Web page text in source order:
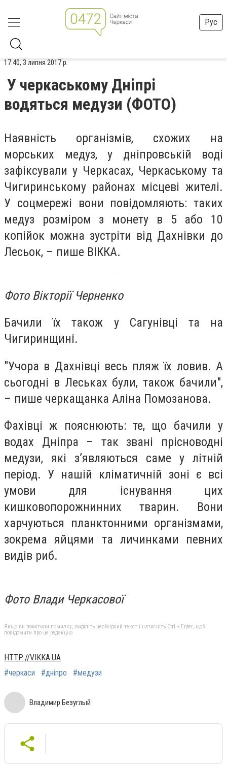
Рус
17:40, 3 липня 2017 р.
У черкаському Дніпрі
водяться медузи (ФОТО)
Наявність організмів, схожих на
морських медуз, у дніпровській воді
зафіксували у Черкасах, Черкаському та
Чигиринському районах місцеві жителі.
У соцмережі вони повідомляють: таких
медуз розміром з монету в 5 або 10
копійок можна зустріти від Дахнівки до
Лесьок, – пише ВІККА.
Фото Вікторії Черненко
Бачили їх також у Сагунівці та на
Чигиринщині.
"Учора в Дахнівці весь пляж їх ловив. А
сьогодні в Леськах були, також бачили",
– пише черкащанка Аліна Помозанова.
Фахівці ж пояснюють: те, що бачили у
водах Дніпра – так звані прісноводні
медузи, які з’являються саме у літній
період. У нашій кліматичній зоні є всі
умови для існування цих
кишковопорожнинних тварин. Вони
харчуються планктонними організмами,
зокрема яйцями та личинками певних
видів риб.
Фото Влади Черкасової
Якщо ви помітили помилку, виділіть необхідний текст і натисніть Ctrl + Enter, щоб
повідомити про це редакцію
HTTP://VIKKA.UA
#черкаси
#дніпро #медузи
Владимир Безуглый